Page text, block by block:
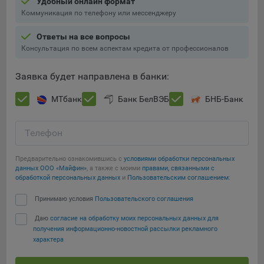
составить представление о тенденциях использования
сайта в целом. Общество использует информацию для
9.5. Файлы cookie, применяемые для определения целевой
Google Analytics.
Технические/Функциональные, хранятся не более года;
платформ «Google Analytics», «Яндекс.Метрика»
передаются третьим лицам, часть из которых хранятся во
время пользования сайтом;
Отключение аналитических файлов cookie не позволяет
определять предпочтения пользователей сайта, в том числе
наиболее и наименее популярные страницы и принимать
предпочтений пользователей.
Сохранить мои изменения
Сохранить по умолчанию
Коммуникация по телефону или мессенджеру
Ответы на все вопросы
Консультация по всем аспектам кредита от профессионалов
Заявка будет направлена в банки:
МТбанк Банк БелВЭБ БНБ-Банк
Телефон
Предварительно ознакомившись с условиями обработки персональных
данных ООО «Майфин», а также с моими правами, связанными с
обработкой персональных данных и Пользовательским соглашением:
Принимаю условия Пользовательского соглашения
Даю согласие на обработку моих персональных данных для
получения информационно-новостной рассылки рекламного
характера